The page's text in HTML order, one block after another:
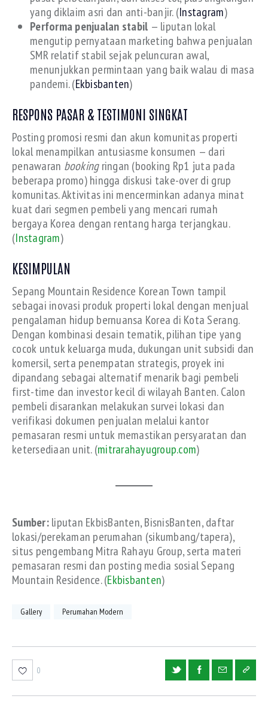
yang diklaim asri dan anti-banjir. (Instagram)
Performa penjualan stabil — liputan lokal
mengutip pernyataan marketing bahwa penjualan
SMR relatif stabil sejak peluncuran awal,
menunjukkan permintaan yang baik walau di masa
pandemi. (Ekbisbanten)
RESPONS PASAR & TESTIMONI SINGKAT
Posting promosi resmi dan akun komunitas properti
lokal menampilkan antusiasme konsumen — dari
penawaran bookingringan (booking Rp1 juta pada
beberapa promo) hingga diskusi take-over di grup
komunitas. Aktivitas ini mencerminkan adanya minat
kuat dari segmen pembeli yang mencari rumah
bergaya Korea dengan rentang harga terjangkau.
(Instagram)
KESIMPULAN
Sepang Mountain Residence Korean Town tampil
sebagai inovasi produk properti lokal dengan menjual
pengalaman hidup bernuansa Korea di Kota Serang.
Dengan kombinasi desain tematik, pilihan tipe yang
cocok untuk keluarga muda, dukungan unit subsidi dan
komersil, serta penempatan strategis, proyek ini
dipandang sebagai alternatif menarik bagi pembeli
first-time dan investor kecil di wilayah Banten. Calon
pembeli disarankan melakukan survei lokasi dan
verifikasi dokumen penjualan melalui kantor
pemasaran resmi untuk memastikan persyaratan dan
ketersediaan unit. (mitrarahayugroup.com)
Sumber:liputan EkbisBanten, BisnisBanten, daftar
lokasi/perekaman perumahan (sikumbang/tapera),
situs pengembang Mitra Rahayu Group, serta materi
pemasaran resmi dan posting media sosial Sepang
Mountain Residence. (Ekbisbanten)
Gallery Perumahan Modern
0